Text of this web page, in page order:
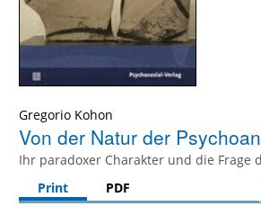
Gregorio Kohon
Von der Natur der
Ihr paradoxer Charakter und die Frage
Print
PDF